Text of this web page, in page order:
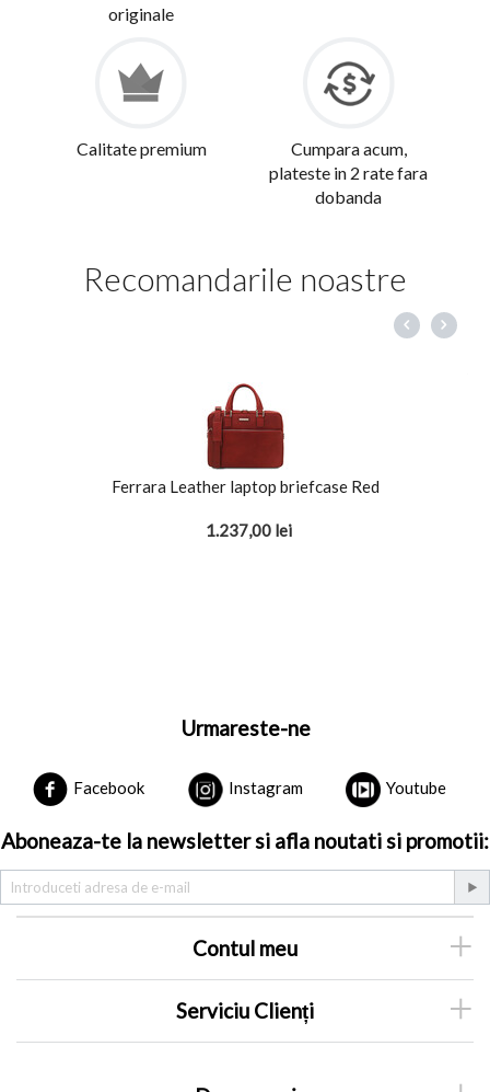
originale
Calitate premium
Cumpara acum,
plateste in 2 rate fara
dobanda
Recomandarile noastre
Ferrara Leather laptop briefcase Red
1.237,00 lei
Urmareste-ne
Facebook Instagram Youtube
Aboneaza-te la newsletter si afla noutati si promotii:
Contul meu
Serviciu Clienți